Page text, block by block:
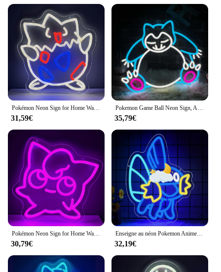
31,59€ 35,79€
30,79€
Enseigne au néon Pokemon Anime pour décoration murale, enseignes lumineuses pour salle de jeux, chambre d'enfant, homme, diversification, cadeaux de décoration mignons pour enfants, cadeaux d'anniversaire
32,19€